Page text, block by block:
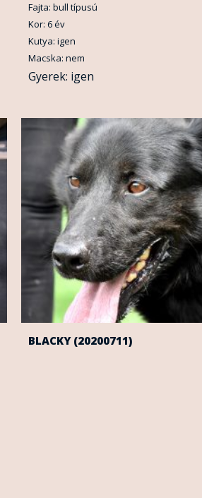
Fajta: bull típusú
Kor: 6 év
Kutya: igen
Macska: nem
Gyerek: igen
BLACKY (20200711)